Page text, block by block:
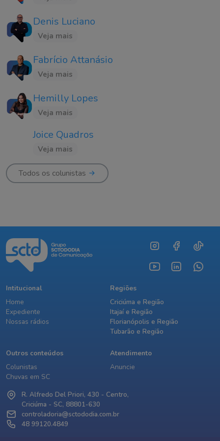
Denis Luciano
Veja mais
Fabrício Attanásio
Veja mais
Hemilly Lopes
Veja mais
Joice Quadros
Veja mais
Todos os colunistas
Intitucional
Home
Expediente
Nossas rádios
Regiões
Criciúma e Região
Itajaí e Região
Florianópolis e Região
Tubarão e Região
Outros conteúdos
Colunistas
Chuvas em SC
Atendimento
Anuncie
R. Alfredo Del Priori, 430 - Centro,
Criciúma - SC, 88801-630
controladoria@sctododia.com.br
48 99120.4849